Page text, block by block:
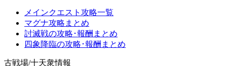
メインクエスト攻略一覧
マグナ攻略まとめ
討滅戦の攻略･報酬まとめ
四象降臨の攻略･報酬まとめ
古戦場/十天衆情報